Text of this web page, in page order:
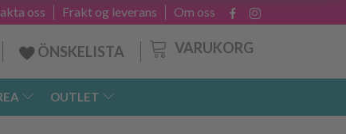
Om oss
Frakt og leverans
oss
VARUKORG
ÖNSKELISTA
OUTLET